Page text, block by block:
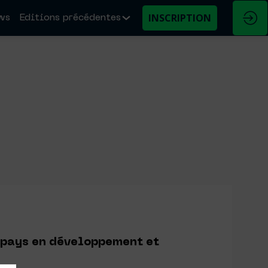
Editions précédentes INSCRIPTION
en développement et